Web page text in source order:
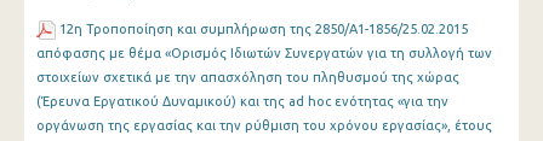
12η Τροποποίηση και συμπλήρωση της 2850/Α1-1856/25.02.2015
απόφασης με θέμα «Ορισμός Ιδιωτών Συνεργατών για τη συλλογή των
στοιχείων σχετικά με την απασχόληση του πληθυσμού της χώρας
(Έρευνα Εργατικού Δυναμικού) και της ad hoc ενότητας «για την
οργάνωση της εργασίας και την ρύθμιση του χρόνου εργασίας», έτους